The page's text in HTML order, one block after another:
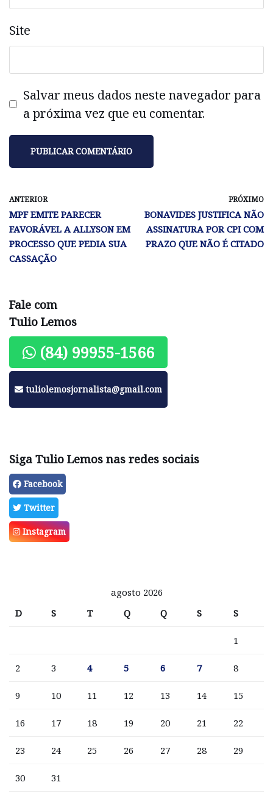
Site
Salvar meus dados neste navegador para
a próxima vez que eu comentar.
ANTERIOR
MPF EMITE PARECER
FAVORÁVEL A ALLYSON EM
PROCESSO QUE PEDIA SUA
CASSAÇÃO
PRÓXIMO
BONAVIDES JUSTIFICA NÃO
ASSINATURA POR CPI COM
PRAZO QUE NÃO É CITADO
Fale com
Tulio Lemos
(84) 99955-1566
tuliolemosjornalista@gmail.com
Siga Tulio Lemos nas redes sociais
Facebook
Twitter
Instagram
agosto 2026
D
S T Q Q S S
1
2 3 4 5 6 7 8
9 10 11 12 13 14 15
16 17 18 19 20 21 22
23 24 25 26 27 28 29
30 31